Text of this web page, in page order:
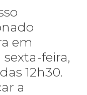
em
feira,
12h30.
a